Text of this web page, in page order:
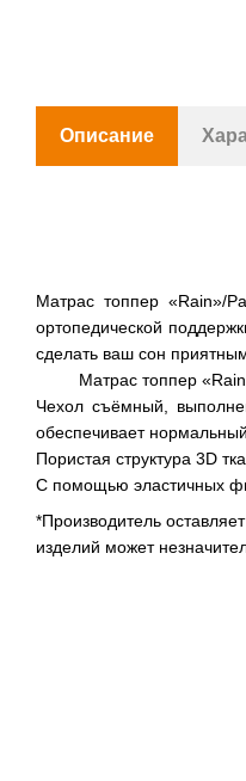
Описание
Матрас топпер «Rain»/
ортопедической
сделать ваш сон
Матрас топпер «Rain»/
Чехол съёмный,
обеспечивает
Пористая структура 3D
С помощью эластичных
*Производитель
изделий может